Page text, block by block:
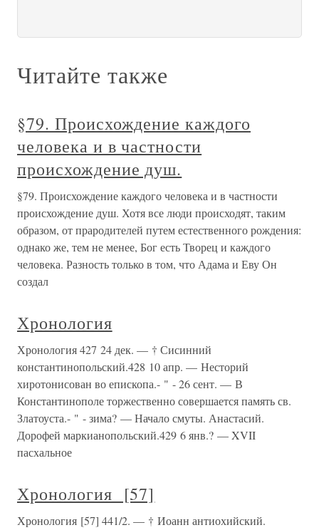
Читайте также
§79. Происхождение каждого
человека и в частности
происхождение душ.
§79. Происхождение каждого человека и в частности
происхождение душ. Хотя все люди происходят, таким
образом, от прародителей путем естественного рождения:
однако же, тем не менее, Бог есть Творец и каждого
человека. Разность только в том, что Адама и Еву Он
создал
Хронология
Хронология 427 24 дек. — † Сисинний
константинопольский.428 10 апр. — Несторий
хиротонисован во епископа.- " - 26 сент. — В
Константинополе торжественно совершается память св.
Златоуста.- " - зима? — Начало смуты. Анастасий.
Дорофей маркианопольский.429 6 янв.? — XVII
пасхальное
Хронология [57]
Хронология [57] 441/2. — † Иоанн антиохийский.